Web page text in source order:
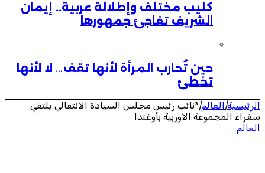
كليب مختلف وإطلالة عربية.. إيمان
الشريف تفاجئ جمهورها
حين تُحارب المرأة لأنها تقف… لا لأنها
تخطئ
الرئيسية| العالم|*نائب رئيس مجلس السيادة الانتقالي يلتقي
سفراء المجموعة الاوربية بأوغندا
العالم